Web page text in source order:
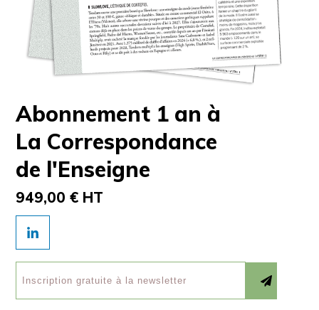
Abonnement 1 an à
La Correspondance
de l'Enseigne
949,00 € HT